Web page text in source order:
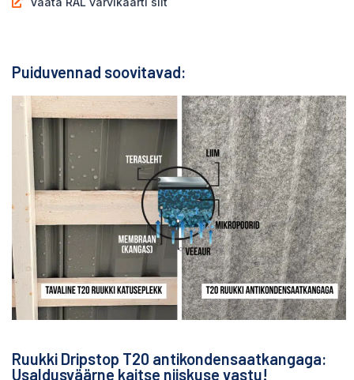
Puiduvennad soovitavad:
Ruukki Dripstop T20 antikondensaatkangaga:
Usaldusväärne kaitse niiskuse vastu!